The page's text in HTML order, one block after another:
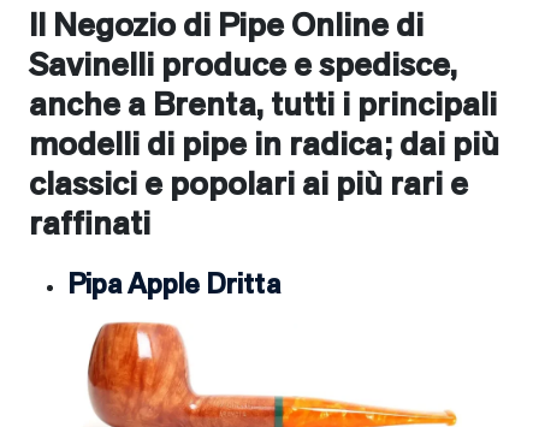
Il Negozio di Pipe Online di
Savinelli produce e spedisce,
anche a Brenta, tutti i principali
modelli di pipe in radica; dai più
classici e popolari ai più rari e
raffinati
Pipa Apple Dritta